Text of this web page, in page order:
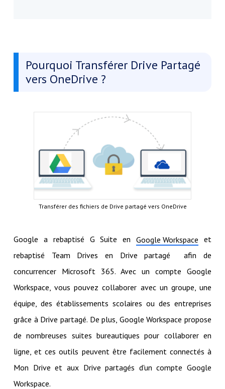
Pourquoi Transférer Drive Partagé
vers OneDrive ?
Transférer des fichiers de Drive partagé vers OneDrive
Google a rebaptisé G Suite enGoogle Workspace et
rebaptisé Team Drives en Drive partagé afin de
concurrencer Microsoft 365. Avec un compte Google
Workspace, vous pouvez collaborer avec un groupe, une
équipe, des établissements scolaires ou des entreprises
grâce à Drive partagé. De plus, Google Workspace propose
de nombreuses suites bureautiques pour collaborer en
ligne, et ces outils peuvent être facilement connectés à
Mon Drive et aux Drive partagés d'un compte Google
Workspace.